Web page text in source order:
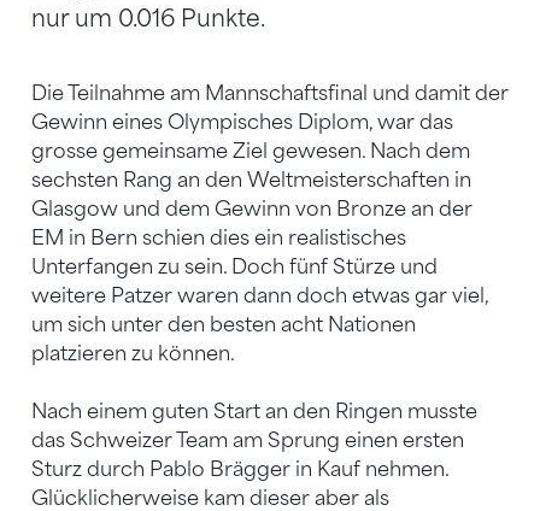
nur um 0.016 Punkte.
Die Teilnahme am Mannschaftsfinal und damit der
Gewinn eines Olympisches Diplom, war das
grosse gemeinsame Ziel gewesen. Nach dem
sechsten Rang an den Weltmeisterschaften in
Glasgow und dem Gewinn von Bronze an der
EM in Bern schien dies ein realistisches
Unterfangen zu sein. Doch fünf Stürze und
weitere Patzer waren dann doch etwas gar viel,
um sich unter den besten acht Nationen
platzieren zu können.
Nach einem guten Start an den Ringen musste
das Schweizer Team am Sprung einen ersten
Sturz durch Pablo Brägger in Kauf nehmen.
Glücklicherweise kam dieser aber als